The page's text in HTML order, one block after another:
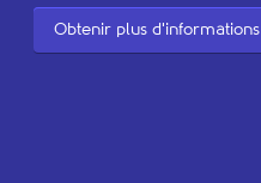
Obtenir plus d'informations